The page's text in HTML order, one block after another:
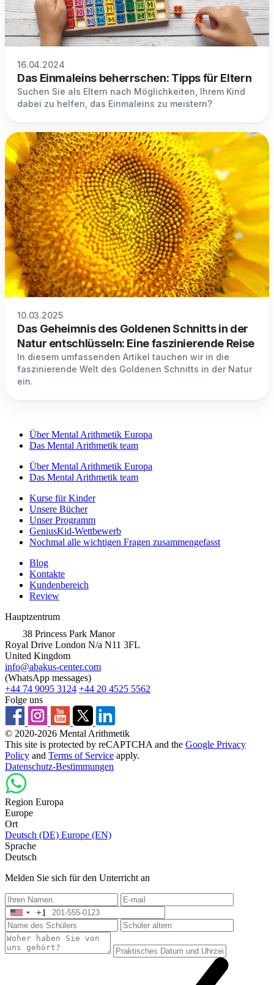
16.04.2024
Das Einmaleins beherrschen: Tipps für Eltern
Suchen Sie als Eltern nach Möglichkeiten, Ihrem Kind
dabei zu helfen, das Einmaleins zu meistern?
10.03.2025
Das Geheimnis des Goldenen Schnitts in der
Natur entschlüsseln: Eine faszinierende Reise
In diesem umfassenden Artikel tauchen wir in die
faszinierende Welt des Goldenen Schnitts in der Natur
ein.
Über Mental Arithmetik Europa
Das Mental Arithmetik team
Über Mental Arithmetik Europa
Das Mental Arithmetik team
Kurse für Kinder
Unsere Bücher
Unser Programm
GeniusKid-Wettbewerb
Nochmal alle wichtigen Fragen zusammengefasst
Blog
Kontakte
Kundenbereich
Review
Hauptzentrum
38 Princess Park Manor
Royal Drive London N/a N11 3FL
United Kingdom
info@abakus-center.com
(WhatsApp messages)
+44 74 9095 3124 +44 20 4525 5562
Folge uns
© 2020-2026 Mental Arithmetik
This site is protected by reCAPTCHA and the Google Privacy
Policy and Terms of Service apply.
Datenschutz-Bestimmungen
Region Europa
Europe
Ort
Deutsch (DE) Europe (EN)
Sprache
Deutsch
Melden Sie sich für den Unterricht an
United
States
+1
+1